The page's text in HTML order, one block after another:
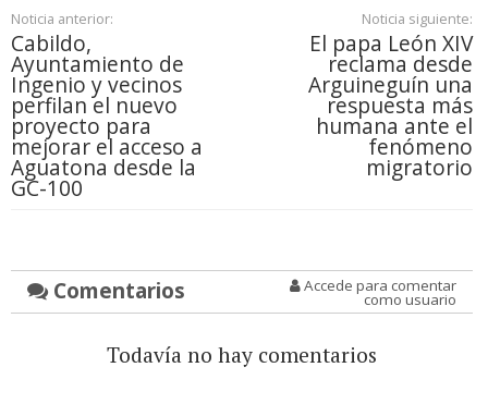
Noticia anterior:
Cabildo,
Ayuntamiento de
Ingenio y vecinos
perfilan el nuevo
proyecto para
mejorar el acceso a
Aguatona desde la
GC-100
Noticia siguiente:
El papa León XIV
reclama desde
Arguineguín una
respuesta más
humana ante el
fenómeno
migratorio
Comentarios Accede para comentar
como usuario
Todavía no hay comentarios